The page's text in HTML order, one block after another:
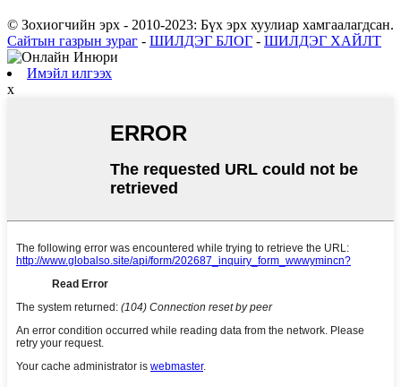
© Зохиогчийн эрх - 2010-2023: Бүх эрх хуулиар хамгаалагдсан.
Сайтын газрын зураг - ШИЛДЭГ БЛОГ - ШИЛДЭГ ХАЙЛТ
Имэйл илгээх
x